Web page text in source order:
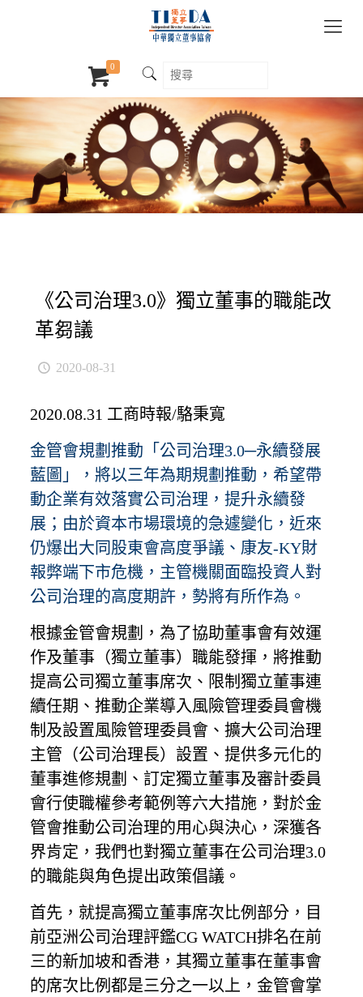
0
《公司治理3.0》獨立董事的職能改
革芻議
2020-08-31
2020.08.31 工商時報/駱秉寬
金管會規劃推動「公司治理3.0─永續發展
藍圖」，將以三年為期規劃推動，希望帶
動企業有效落實公司治理，提升永續發
展；由於資本市場環境的急遽變化，近來
仍爆出大同股東會高度爭議、康友-KY財
報弊端下市危機，主管機關面臨投資人對
公司治理的高度期許，勢將有所作為。
根據金管會規劃，為了協助董事會有效運
作及董事（獨立董事）職能發揮，將推動
提高公司獨立董事席次、限制獨立董事連
續任期、推動企業導入風險管理委員會機
制及設置風險管理委員會、擴大公司治理
主管（公司治理長）設置、提供多元化的
董事進修規劃、訂定獨立董事及審計委員
會行使職權參考範例等六大措施，對於金
管會推動公司治理的用心與決心，深獲各
界肯定，我們也對獨立董事在公司治理3.0
的職能與角色提出政策倡議。
首先，就提高獨立董事席次比例部分，目
前亞洲公司治理評鑑CG WATCH排名在前
三的新加坡和香港，其獨立董事在董事會
的席次比例都是三分之一以上，金管會掌